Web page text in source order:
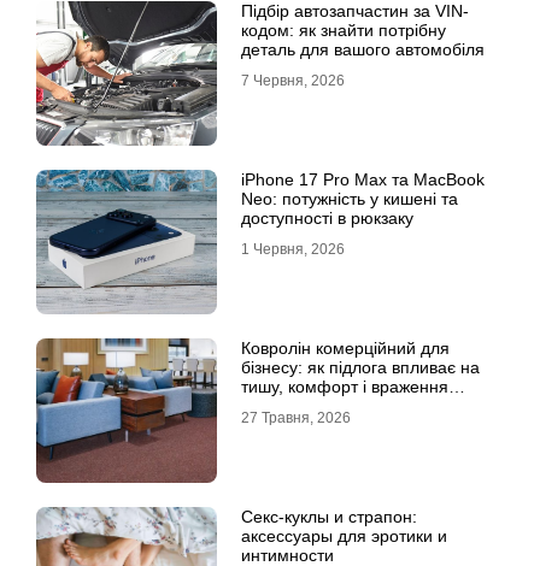
Підбір автозапчастин за VIN-
кодом: як знайти потрібну
деталь для вашого автомобіля
7 Червня, 2026
iPhone 17 Pro Max та MacBook
Neo: потужність у кишені та
доступності в рюкзаку
1 Червня, 2026
Ковролін комерційний для
бізнесу: як підлога впливає на
тишу, комфорт і враження
27 Травня, 2026
Секс-куклы и страпон:
аксессуары для эротики и
интимности